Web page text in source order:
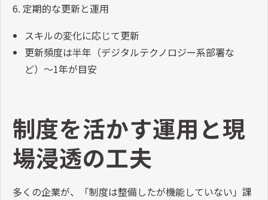
6. 定期的な更新と運用
スキルの変化に応じて更新
更新頻度は半年（デジタルテクノロジー系部署な
ど）〜1年が目安
制度を活かす運用と現
場浸透の工夫
多くの企業が、「制度は整備したが機能していない」課